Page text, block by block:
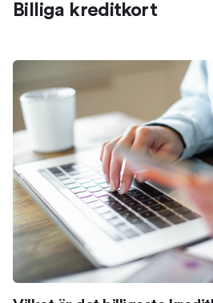
Billiga kreditkort